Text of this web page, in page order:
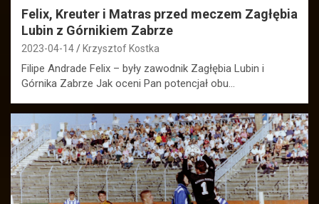
Felix, Kreuter i Matras przed meczem Zagłębia
Lubin z Górnikiem Zabrze
2023-04-14 Krzysztof Kostka
Filipe Andrade Felix – były zawodnik Zagłębia Lubin i
Górnika Zabrze Jak oceni Pan potencjał obu…